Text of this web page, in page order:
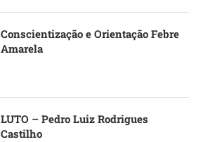
Conscientização e Orientação Febre
Amarela
LUTO – Pedro Luiz Rodrigues
Castilho